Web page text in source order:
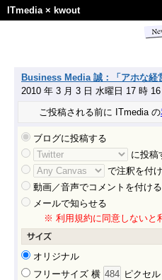
ITmedia× kwout
Business Media 誠：「アホな
2010 年 3 月 3 日 水曜日 17 時
ご投稿される前に ITmedia の
ブログに投稿する
に投稿
で注釈を付
動画／音声でコメントを付ける
メールで知らせる
※ 利用規約に同意しないと
オリジナル
フリーサイズ 横
ピクセ